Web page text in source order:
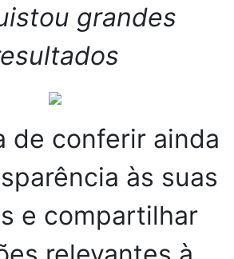
grandes
de conferir ainda
às suas
e compartilhar